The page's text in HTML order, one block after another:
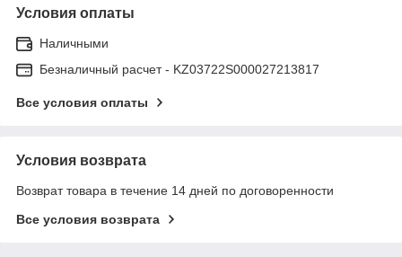
Условия оплаты
Наличными
Безналичный расчет - KZ03722S000027213817
Все условия оплаты
Условия возврата
Возврат товара в течение 14 дней по договоренности
Все условия возврата